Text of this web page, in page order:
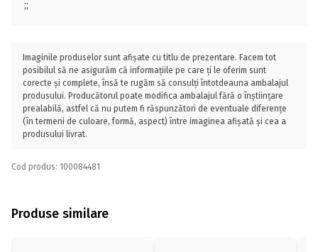
;;
Imaginile produselor sunt afișate cu titlu de prezentare. Facem tot
posibilul să ne asigurăm că informațiile pe care ți le oferim sunt
corecte și complete, însă te rugăm să consulți întotdeauna ambalajul
produsului. Producătorul poate modifica ambalajul fără o înștiințare
prealabilă, astfel că nu putem fi răspunzători de eventuale diferențe
(în termeni de culoare, formă, aspect) între imaginea afișată și cea a
produsului livrat.
Cod produs: 100084481
Produse similare